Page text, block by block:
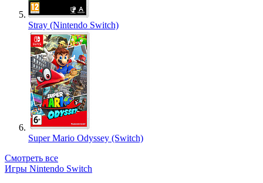
Stray (Nintendo Switch)
Super Mario Odyssey (Switch)
Смотреть все
Игры Nintendo Switch